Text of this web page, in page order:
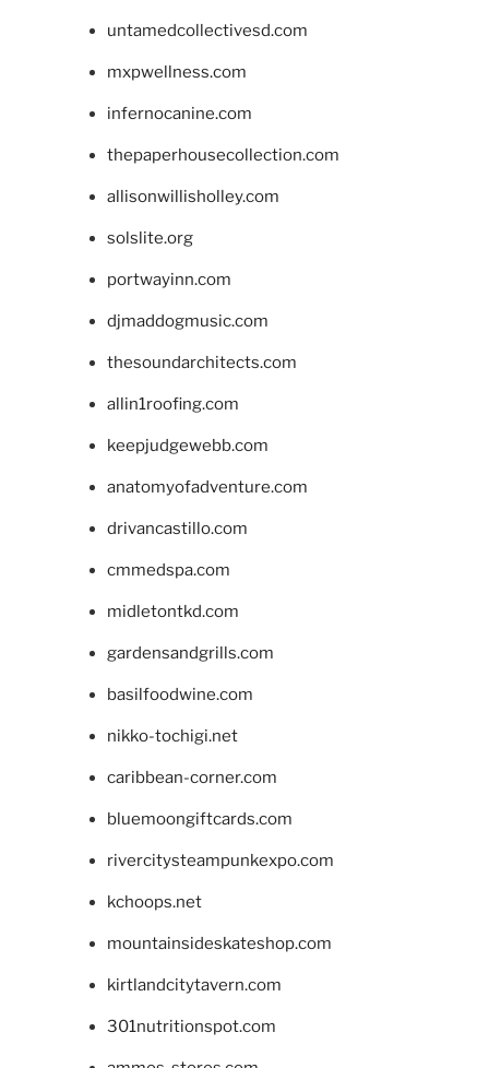
untamedcollectivesd.com
mxpwellness.com
infernocanine.com
thepaperhousecollection.com
allisonwillisholley.com
solslite.org
portwayinn.com
djmaddogmusic.com
thesoundarchitects.com
allin1roofing.com
keepjudgewebb.com
anatomyofadventure.com
drivancastillo.com
cmmedspa.com
midletontkd.com
gardensandgrills.com
basilfoodwine.com
nikko-tochigi.net
caribbean-corner.com
bluemoongiftcards.com
rivercitysteampunkexpo.com
kchoops.net
mountainsideskateshop.com
kirtlandcitytavern.com
301nutritionspot.com